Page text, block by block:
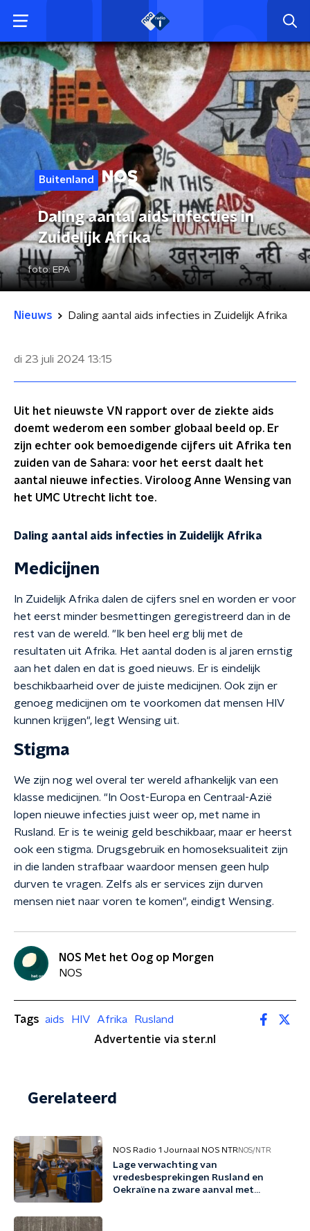
Buitenland
Daling aantal aids infecties in
Zuidelijk Afrika
foto:EPA
Nieuws Daling aantal aids infecties in Zuidelijk Afrika
di 23 juli 2024 13:15
Uit het nieuwste VN rapport over de ziekte aids
doemt wederom een somber globaal beeld op. Er
zijn echter ook bemoedigende cijfers uit Afrika ten
zuiden van de Sahara: voor het eerst daalt het
aantal nieuwe infecties. Viroloog Anne Wensing van
het UMC Utrecht licht toe.
Daling aantal aids infecties in Zuidelijk Afrika
Medicijnen
In Zuidelijk Afrika dalen de cijfers snel en worden er voor
het eerst minder besmettingen geregistreerd dan in de
rest van de wereld. "Ik ben heel erg blij met de
resultaten uit Afrika. Het aantal doden is al jaren ernstig
aan het dalen en dat is goed nieuws. Er is eindelijk
beschikbaarheid over de juiste medicijnen. Ook zijn er
genoeg medicijnen om te voorkomen dat mensen HIV
kunnen krijgen", legt Wensing uit.
Stigma
We zijn nog wel overal ter wereld afhankelijk van een
klasse medicijnen. "In Oost-Europa en Centraal-Azië
lopen nieuwe infecties juist weer op, met name in
Rusland. Er is te weinig geld beschikbaar, maar er heerst
ook een stigma. Drugsgebruik en homoseksualiteit zijn
in die landen strafbaar waardoor mensen geen hulp
durven te vragen. Zelfs als er services zijn durven
mensen niet naar voren te komen", eindigt Wensing.
NOS Met het Oog op Morgen
NOS
Tags aids HIV Afrika
Rusland
Advertentie via ster.nl
Gerelateerd
NOS Radio 1 Journaal NOS NTR NOS/NTR
Lage verwachting van
vredesbesprekingen Rusland en
Oekraïne na zware aanval met